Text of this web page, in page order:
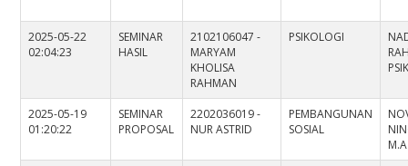
2025-05-22
02:04:23
SEMINAR
HASIL
2102106047 -
MARYAM
KHOLISA
RAHMAN
PSIKOLOGI
2025-05-19
01:20:22
SEMINAR
PROPOSAL
2202036019 -
NUR ASTRID
PEMBANGUNAN
SOSIAL
M.A